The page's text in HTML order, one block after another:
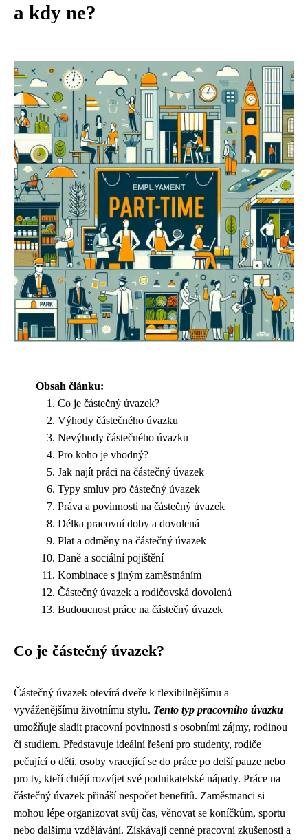
a kdy ne?
Obsah článku:
Co je částečný úvazek?
Výhody částečného úvazku
Nevýhody částečného úvazku
Pro koho je vhodný?
Jak najít práci na částečný úvazek
Typy smluv pro částečný úvazek
Práva a povinnosti na částečný úvazek
Délka pracovní doby a dovolená
Plat a odměny na částečný úvazek
Daně a sociální pojištění
Kombinace s jiným zaměstnáním
Částečný úvazek a rodičovská dovolená
Budoucnost práce na částečný úvazek
Co je částečný úvazek?
Částečný úvazek otevírá dveře k flexibilnějšímu a
vyváženějšímu životnímu stylu. Tento typ pracovního úvazku
umožňuje sladit pracovní povinnosti s osobními zájmy, rodinou
či studiem. Představuje ideální řešení pro studenty, rodiče
pečující o děti, osoby vracející se do práce po delší pauze nebo
pro ty, kteří chtějí rozvíjet své podnikatelské nápady. Práce na
částečný úvazek přináší nespočet benefitů. Zaměstnanci si
mohou lépe organizovat svůj čas, věnovat se koníčkům, sportu
nebo dalšímu vzdělávání. Získávají cenné pracovní zkušenosti a